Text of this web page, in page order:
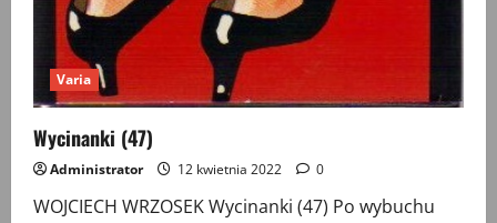
Varia
Wycinanki (47)
Administrator 12 kwietnia 2022 0
WOJCIECH WRZOSEK Wycinanki (47) Po wybuchu